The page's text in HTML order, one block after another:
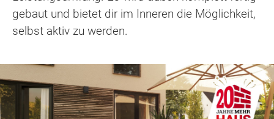
gebaut und bietet dir im Inneren die Möglichkeit,
selbst aktiv zu werden.